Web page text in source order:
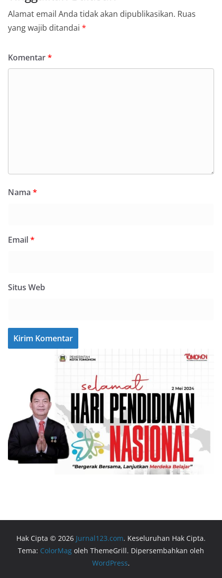
Alamat email Anda tidak akan dipublikasikan. Ruas
yang wajib ditandai *
Komentar*
Nama *
Email*
Situs Web
Hak Cipta © 2026 Jurnal123.com. Keseluruhan Hak Cipta.
Tema: ColorMag oleh ThemeGrill. Dipersembahkan oleh
WordPress.